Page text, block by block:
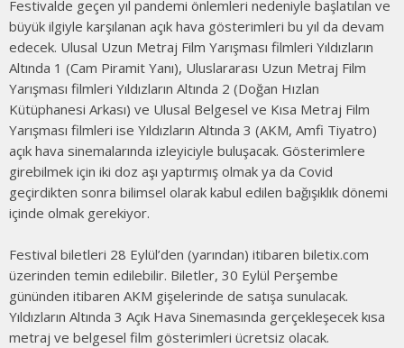
Festivalde geçen yıl pandemi önlemleri nedeniyle başlatılan ve
büyük ilgiyle karşılanan açık hava gösterimleri bu yıl da devam
edecek. Ulusal Uzun Metraj Film Yarışması filmleri Yıldızların
Altında 1 (Cam Piramit Yanı), Uluslararası Uzun Metraj Film
Yarışması filmleri Yıldızların Altında 2 (Doğan Hızlan
Kütüphanesi Arkası) ve Ulusal Belgesel ve Kısa Metraj Film
Yarışması filmleri ise Yıldızların Altında 3 (AKM, Amfi Tiyatro)
açık hava sinemalarında izleyiciyle buluşacak. Gösterimlere
girebilmek için iki doz aşı yaptırmış olmak ya da Covid
geçirdikten sonra bilimsel olarak kabul edilen bağışıklık dönemi
içinde olmak gerekiyor.
Festival biletleri 28 Eylül’den (yarından) itibaren biletix.com
üzerinden temin edilebilir. Biletler, 30 Eylül Perşembe
gününden itibaren AKM gişelerinde de satışa sunulacak.
Yıldızların Altında 3 Açık Hava Sinemasında gerçekleşecek kısa
metraj ve belgesel film gösterimleri ücretsiz olacak.